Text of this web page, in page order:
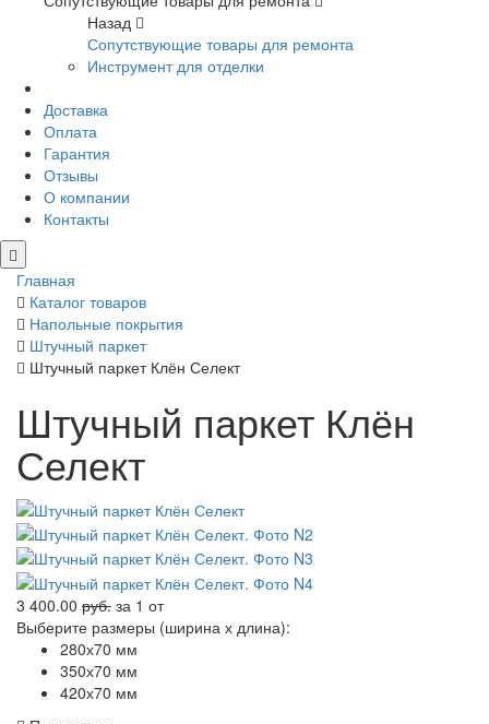
Назад
Сопутствующие товары для ремонта
Инструмент для отделки
Доставка
Оплата
Гарантия
Отзывы
О компании
Контакты
Главная
Каталог товаров
Напольные покрытия
Штучный паркет
Штучный паркет Клён Селект
Штучный паркет Клён
Селект
3 400.00 руб. за 1 от
Выберите размеры (ширина х длина):
280х70 мм
350х70 мм
420х70 мм